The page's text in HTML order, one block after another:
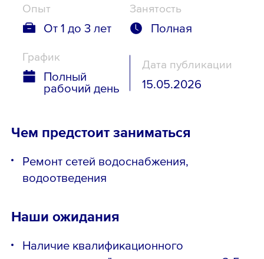
Опыт
От 1 до 3 лет
Занятость
Полная
График
Полный
рабочий день
Дата публикации
15.05.2026
Чем предстоит заниматься
Ремонт сетей водоснабжения,
водоотведения
Наши ожидания
Наличие квалификационного